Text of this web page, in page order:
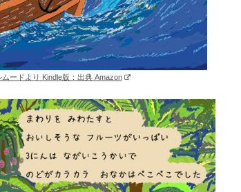
ードより Kindle版：出典 Amazon